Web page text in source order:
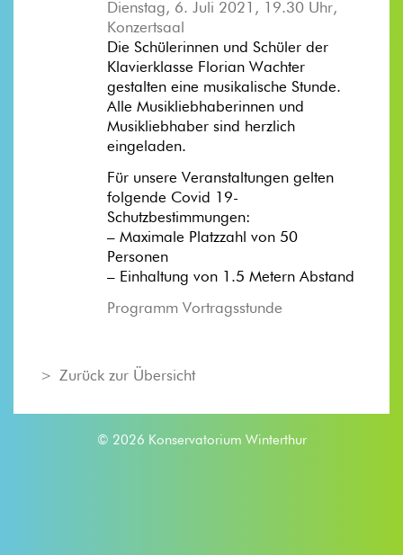
Dienstag, 6. Juli 2021, 19.30 Uhr,
Konzertsaal
Die Schülerinnen und Schüler der
Klavierklasse Florian Wachter
gestalten eine musikalische Stunde.
Alle Musikliebhaberinnen und
Musikliebhaber sind herzlich
eingeladen.
Für unsere Veranstaltungen gelten
folgende Covid 19-
Schutzbestimmungen:
– Maximale Platzzahl von 50
Personen
– Einhaltung von 1.5 Metern Abstand
Programm Vortragsstunde
Zurück zur Übersicht
© 2026 Konservatorium Winterthur